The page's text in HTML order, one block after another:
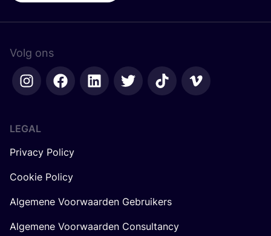
Volg ons
LEGAL
Privacy Policy
Cookie Policy
Algemene Voorwaarden Gebruikers
Algemene Voorwaarden Consultancy